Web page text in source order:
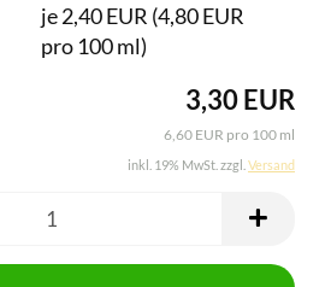
je 2,40 EUR (4,80 EUR
pro 100 ml)
3,30 EUR
6,60 EUR pro 100 ml
inkl. 19% MwSt. zzgl. Versand